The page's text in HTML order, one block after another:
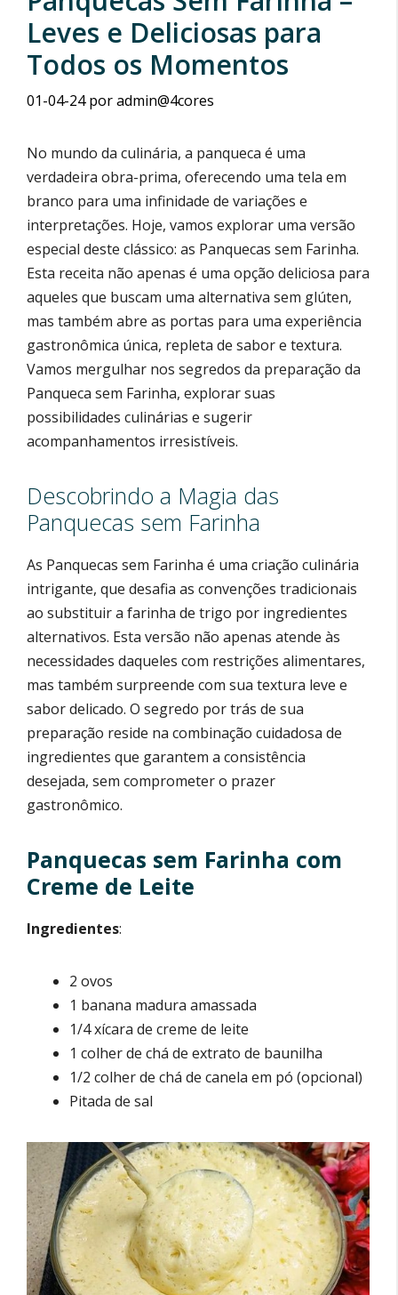
Leves e Deliciosas para
Todos os Momentos
01-04-24 poradmin@4cores
No mundo da culinária, a panqueca é uma
verdadeira obra-prima, oferecendo uma tela em
branco para uma infinidade de variações e
interpretações. Hoje, vamos explorar uma versão
especial deste clássico: as Panquecas sem Farinha.
Esta receita não apenas é uma opção deliciosa para
aqueles que buscam uma alternativa sem glúten,
mas também abre as portas para uma experiência
gastronômica única, repleta de sabor e textura.
Vamos mergulhar nos segredos da preparação da
Panqueca sem Farinha, explorar suas
possibilidades culinárias e sugerir
acompanhamentos irresistíveis.
Descobrindo a Magia das
Panquecas sem Farinha
As Panquecas sem Farinha é uma criação culinária
intrigante, que desafia as convenções tradicionais
ao substituir a farinha de trigo por ingredientes
alternativos. Esta versão não apenas atende às
necessidades daqueles com restrições alimentares,
mas também surpreende com sua textura leve e
sabor delicado. O segredo por trás de sua
preparação reside na combinação cuidadosa de
ingredientes que garantem a consistência
desejada, sem comprometer o prazer
gastronômico.
Panquecas sem Farinha com
Creme de Leite
Ingredientes:
2 ovos
1 banana madura amassada
1/4 xícara de creme de leite
1 colher de chá de extrato de baunilha
1/2 colher de chá de canela em pó (opcional)
Pitada de sal